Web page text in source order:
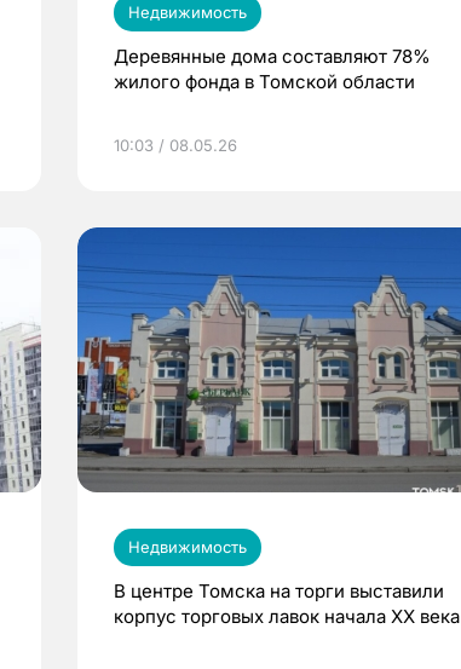
Недвижимость
Деревянные дома составляют 78%
жилого фонда в Томской области
10:03 / 08.05.26
Недвижимость
В центре Томска на торги выставили
корпус торговых лавок начала XX века